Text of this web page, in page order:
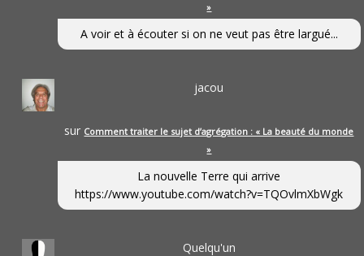
»
A voir et à écouter si on ne veut pas être largué...
jacou
sur Comment traiter le sujet d’agrégation : « La beauté du monde
»
La nouvelle Terre qui arrive
https://www.youtube.com/watch?v=TQOvlmXbWgk
Quelqu'un